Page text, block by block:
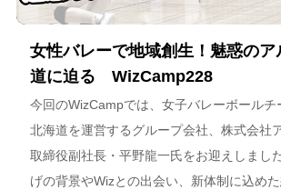
女性バレーで地域創生！魅惑のア
道に迫る WizCamp228
今回のWizCampでは、女子バレーボールチ
北海道を運営するグループ会社、株式会社
取締役副社長・平野龍一氏をお迎えしまし
げの背景やWizとの出会い、新体制に込めた